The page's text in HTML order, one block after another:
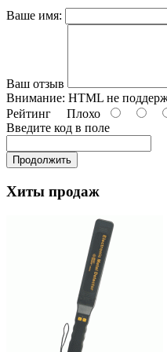
Ваше имя:
Ваш отзыв
Внимание: HTML не
Рейтинг Плохо
Введите код в поле
Продолжить
Хиты продаж